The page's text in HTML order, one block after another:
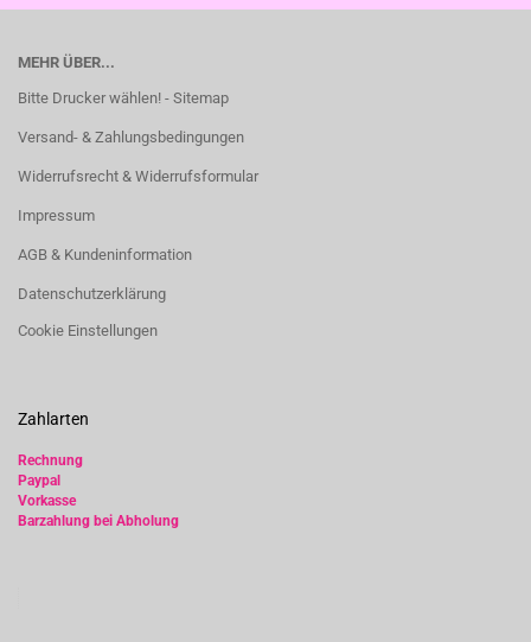
MEHR ÜBER...
Bitte Drucker wählen! - Sitemap
Versand- & Zahlungsbedingungen
Widerrufsrecht & Widerrufsformular
Impressum
AGB & Kundeninformation
Datenschutzerklärung
Cookie Einstellungen
Zahlarten
Rechnung
Paypal
Vorkasse
Barzahlung bei Abholung